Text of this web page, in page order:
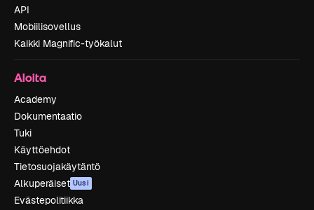
API
Mobiilisovellus
Kaikki Magnific-työkalut
Aloita
Academy
Dokumentaatio
Tuki
Käyttöehdot
Tietosuojakäytäntö
Alkuperäiset Uusi
Evästepolitiikka